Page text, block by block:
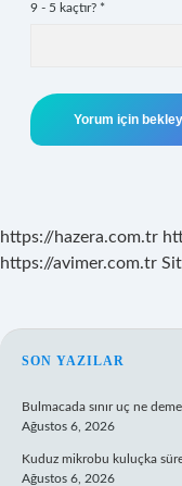
9 - 5 kaçtır? *
https://hazera.com.tr
https://avimer.com.tr
SON YAZILAR
Bulmacada sınır uç ne
Ağustos 6, 2026
Kuduz mikrobu kuluçka
Ağustos 6, 2026